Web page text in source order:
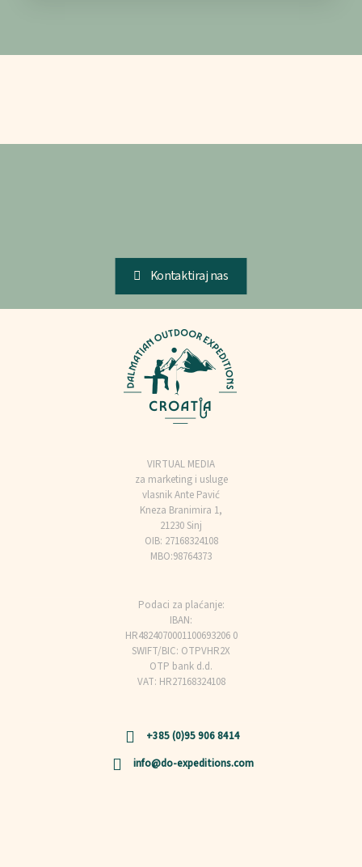
Kontaktiraj nas
VIRTUAL MEDIA
za marketing i usluge
vlasnik Ante Pavić
Kneza Branimira 1,
21230 Sinj
OIB: 27168324108
MBO:98764373
Podaci za plaćanje:
IBAN:
HR4824070001100693206 0
SWIFT/BIC: OTPVHR2X
OTP bank d.d.
VAT: HR27168324108
+385 (0)95 906 8414
info@do-expeditions.com